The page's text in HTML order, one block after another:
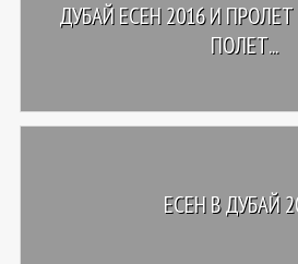
ДУБАЙ ЕСЕН 2016 И
ПОЛЕТ...
ЕСЕН В ДУБАЙ